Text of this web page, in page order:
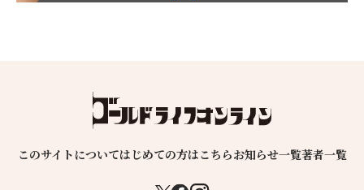
このサイトについてはじめての方はこちらお知らせ一覧著者一覧